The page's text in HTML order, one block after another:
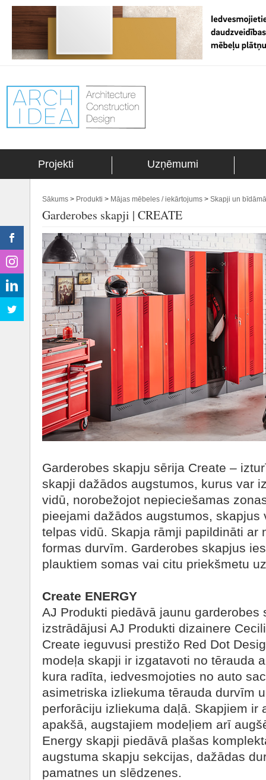
Projekti Uzņēmumi
Sākums > Produkti > Mājas mēbeles / iekārtojums > Skapji un
Garderobes skapji | CREATE
Garderobes skapju sērija Create –
skapji dažādos augstumos, kurus var
vidū, norobežojot nepieciešamas
pieejami dažādos augstumos,
telpas vidū. Skapja rāmji papildināti ar
formas durvīm. Garderobes skapjus
plauktiem somas vai citu priekšmetu
Create ENERGY
AJ Produkti piedāvā jaunu garderobes
izstrādājusi AJ Produkti dizainere
Create ieguvusi prestižo Red Dot
modeļa skapji ir izgatavoti no tērauda
kura radīta, iedvesmojoties no auto
asimetriska izliekuma tērauda durvīm
perforāciju izliekuma daļā. Skapjiem ir
apakšā, augstajiem modeļiem arī
Energy skapji piedāvā plašas
augstuma skapju sekcijas, dažādas
pamatnes un slēdzenes.